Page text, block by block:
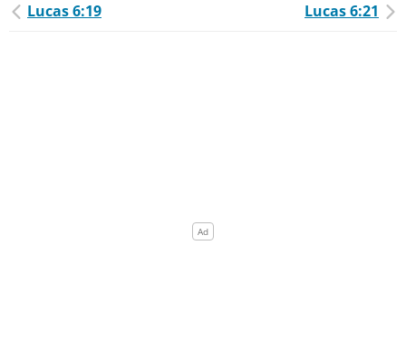
Lucas 6:19 Lucas 6:21